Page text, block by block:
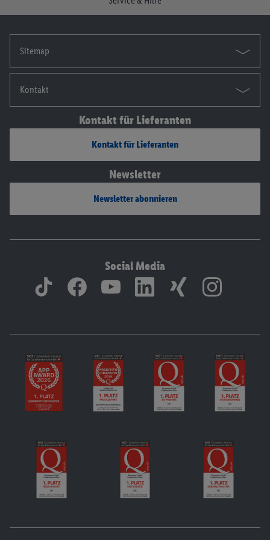
Sitemap
Kontakt
Kontakt für Lieferanten
Kontakt für Lieferanten
Newsletter
Newsletter abonnieren
Social Media